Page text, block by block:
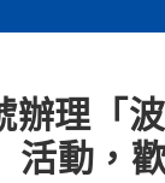
辦理「
動，